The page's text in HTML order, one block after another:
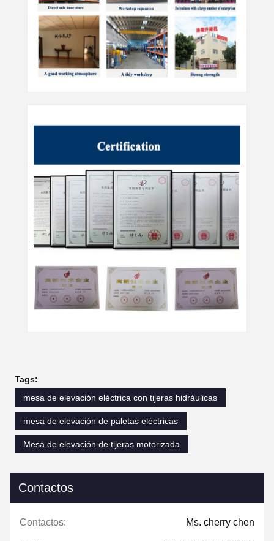
Tags:
mesa de elevación eléctrica con tijeras hidráulicas
mesa de elevación de paletas eléctricas
Mesa de elevación de tijeras motorizada
Contactos
Contactos: Ms. cherry chen